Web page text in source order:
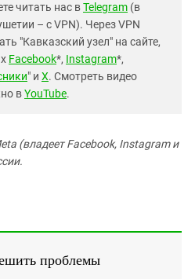
читать нас вTelegram (в
– с VPN). Через VPN
"Кавказский узел" на сайте,
Facebook*, Instagram*,
" и X. Смотреть видео
вYouTube.
(владеет Facebook, Instagram и
проблемы